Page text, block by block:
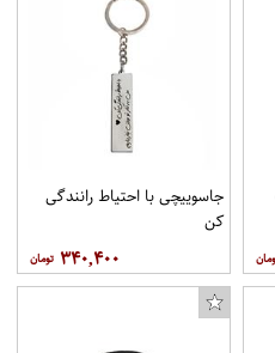
جاسوييچى با احتياط رانندگى
کن
۳۴۰,۴۰۰